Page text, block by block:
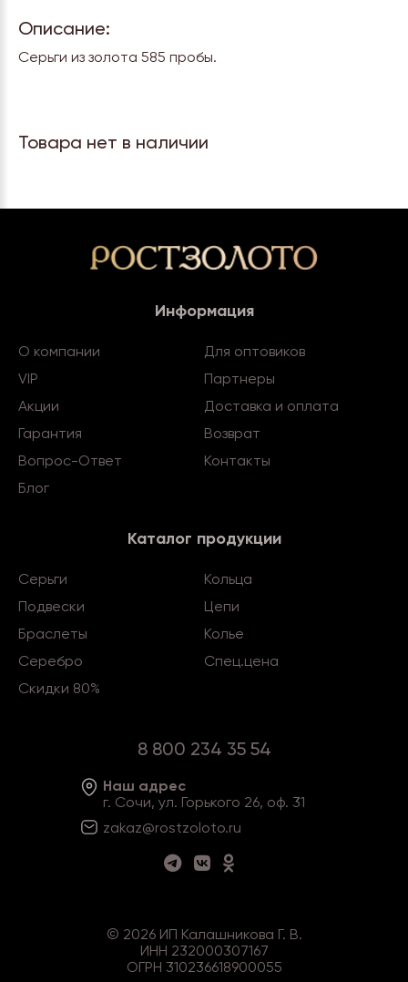
Описание:
Серьги из золота 585 пробы.
Товара нет в наличии
Информация
О компании
Для оптовиков
VIP
Партнеры
Акции
Доставка и оплата
Гарантия
Возврат
Вопрос-Ответ
Контакты
Блог
Каталог продукции
Серьги
Кольца
Подвески
Цепи
Браслеты
Колье
Серебро
Спец.цена
Скидки 80%
8 800 234 35 54
Наш адрес
г. Сочи, ул. Горького 26, оф. 31
zakaz@rostzoloto.ru
© 2026ИП Калашникова Г. В.
ИНН 232000307167
ОГРН 310236618900055